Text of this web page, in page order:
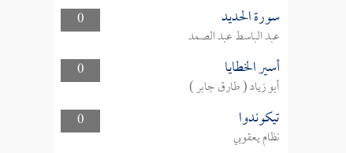
0
سورة الحديد
عبد الباسط عبد الصمد
0
أسير الخطايا
أبو زياد ( طارق جابر )
0
تيكوندوا
نظام يعقوبي